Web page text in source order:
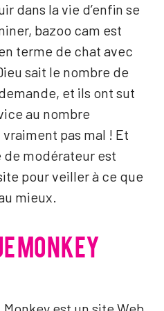
dans la vie d’enfin se
bazoo cam est
terme de chat avec
sait le nombre de
et ils ont sut
au nombre
vraiment pas mal ! Et
de modérateur est
pour veiller à ce que
mieux.
MONKEY